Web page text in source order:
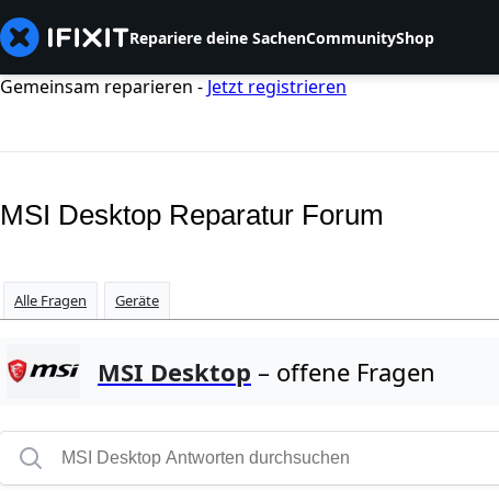
Repariere deine SachenCommunityShop
Gemeinsam reparieren - Jetzt registrieren
MSI Desktop Reparatur Forum
Alle Fragen Geräte
MSI Desktop – offene Fragen